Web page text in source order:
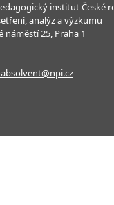
institut České
analýz a výzkumu
náměstí 25, Praha 1